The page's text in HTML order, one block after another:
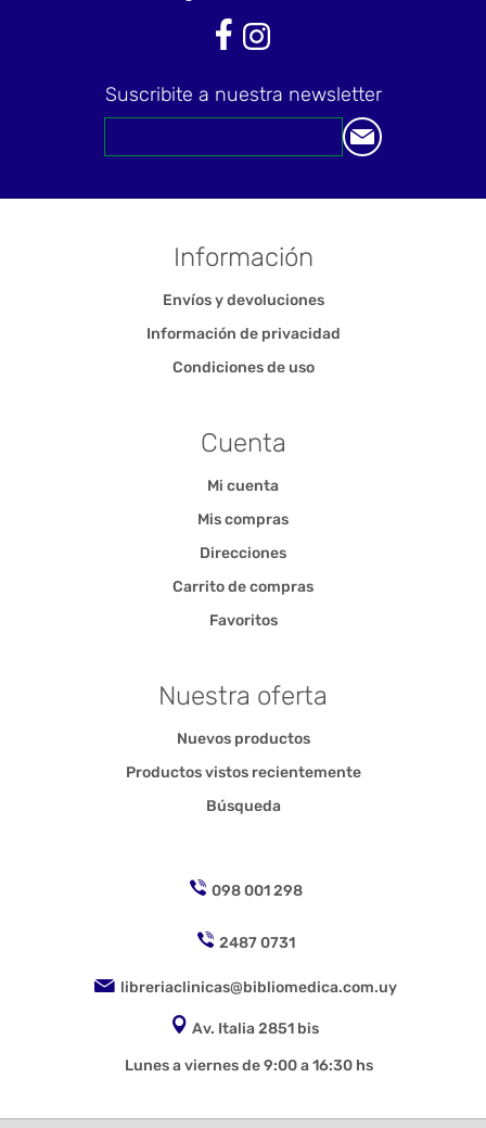
Suscribite a nuestra newsletter
Información
Envíos y devoluciones
Información de privacidad
Condiciones de uso
Cuenta
Mi cuenta
Mis compras
Direcciones
Carrito de compras
Favoritos
Nuestra oferta
Nuevos productos
Productos vistos recientemente
Búsqueda
098 001 298
2487 0731
libreriaclinicas@bibliomedica.com.uy
Av. Italia 2851 bis
Lunes a viernes de 9:00 a 16:30 hs